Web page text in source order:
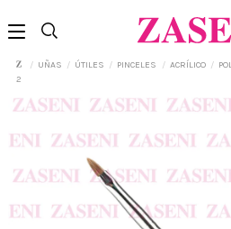
UÑAS ÚTILES PINCELES ACRÍLICO
2